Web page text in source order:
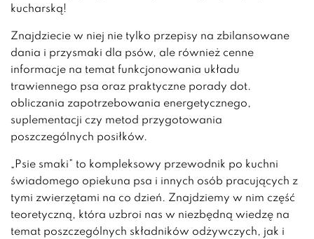
kucharską!
Znajdziecie w niej nie tylko przepisy na zbilansowane
dania i przysmaki dla psów, ale również cenne
informacje na temat funkcjonowania układu
trawiennego psa oraz praktyczne porady dot.
obliczania zapotrzebowania energetycznego,
suplementacji czy metod przygotowania
poszczególnych posiłków.
„Psie smaki” to kompleksowy przewodnik po kuchni
świadomego opiekuna psa i innych osób pracujących z
tymi zwierzętami na co dzień. Znajdziemy w nim część
teoretyczną, która uzbroi nas w niezbędną wiedzę na
temat poszczególnych składników odżywczych, jak i